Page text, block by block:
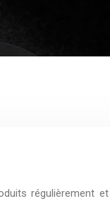
régulièrement